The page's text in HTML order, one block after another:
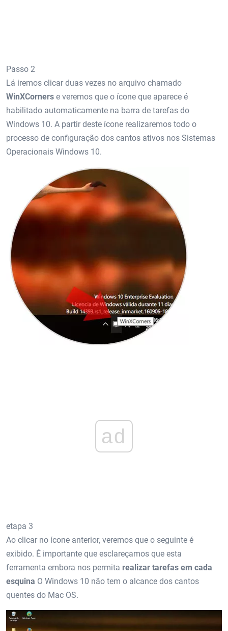
Passo 2
Lá iremos clicar duas vezes no arquivo chamado
WinXCorners e veremos que o ícone que aparece é
habilitado automaticamente na barra de tarefas do
Windows 10. A partir deste ícone realizaremos todo o
processo de configuração dos cantos ativos nos Sistemas
Operacionais Windows 10.
ad
etapa 3
Ao clicar no ícone anterior, veremos que o seguinte é
exibido. É importante que esclareçamos que esta
ferramenta embora nos permita realizar tarefas em cada
esquina O Windows 10 não tem o alcance dos cantos
quentes do Mac OS.